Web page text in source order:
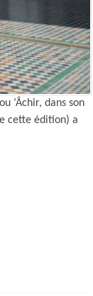
‘Âchir, dans son
cette édition) a